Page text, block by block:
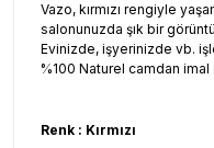
Vazo, kırmızı rengiyle
salonunuzda şık bir
Evinizde, işyerinizde vb.
%100 Naturel camdan imal
Renk : Kırmızı